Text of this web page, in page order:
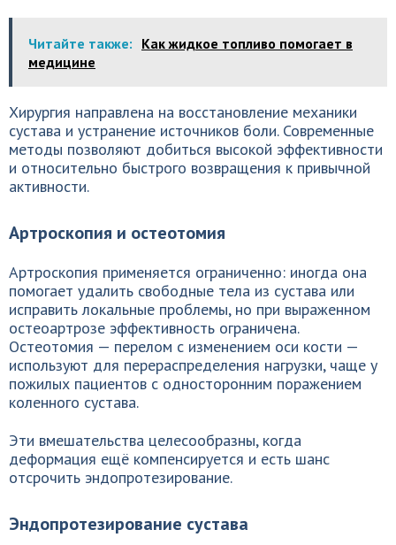
Читайте также: Как жидкое топливо помогает в
медицине
Хирургия направлена на восстановление механики
сустава и устранение источников боли. Современные
методы позволяют добиться высокой эффективности
и относительно быстрого возвращения к привычной
активности.
Артроскопия и остеотомия
Артроскопия применяется ограниченно: иногда она
помогает удалить свободные тела из сустава или
исправить локальные проблемы, но при выраженном
остеоартрозе эффективность ограничена.
Остеотомия — перелом с изменением оси кости —
используют для перераспределения нагрузки, чаще у
пожилых пациентов с односторонним поражением
коленного сустава.
Эти вмешательства целесообразны, когда
деформация ещё компенсируется и есть шанс
отсрочить эндопротезирование.
Эндопротезирование сустава